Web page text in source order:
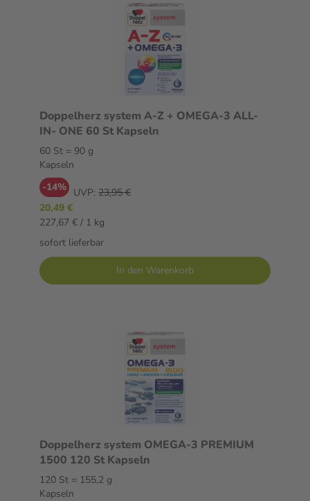
Doppelherz system A-Z + OMEGA-3 ALL-
IN- ONE 60 St Kapseln
60 St = 90 g
Kapseln
-14% UVP: 23,95 €
20,49 €
227,67 € / 1 kg
sofort lieferbar
In den Warenkorb
Doppelherz system OMEGA-3 PREMIUM
1500 120 St Kapseln
120 St = 155,2 g
Kapseln